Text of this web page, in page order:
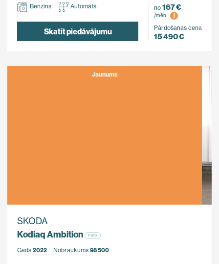
Benzīns Automāts
Skatīt piedāvājumu
no 167 €
/mēn
i
Pārdošanas cena
15 490 €
Jaunums
SKODA
Kodiaq Ambition
FWD
Gads 2022 Nobraukums 98 500